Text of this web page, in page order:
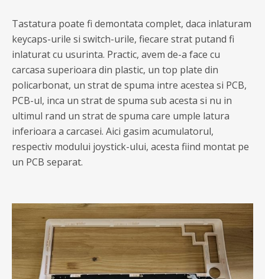
Tastatura poate fi demontata complet, daca inlaturam
keycaps-urile si switch-urile, fiecare strat putand fi
inlaturat cu usurinta. Practic, avem de-a face cu
carcasa superioara din plastic, un top plate din
policarbonat, un strat de spuma intre acestea si PCB,
PCB-ul, inca un strat de spuma sub acesta si nu in
ultimul rand un strat de spuma care umple latura
inferioara a carcasei. Aici gasim acumulatorul,
respectiv modului joystick-ului, acesta fiind montat pe
un PCB separat.